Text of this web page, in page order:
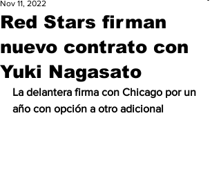
Red Stars firman
nuevo contrato con
Yuki Nagasato
Nov 11, 2022
La delantera firma con Chicago por un
año con opción a otro adicional